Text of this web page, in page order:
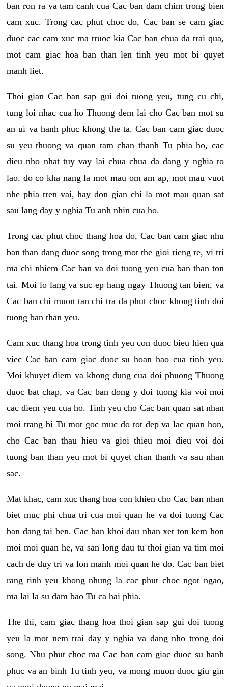
ban ron ra va tam canh cua Cac ban dam chim trong bien
cam xuc. Trong cac phut choc do, Cac ban se cam giac
duoc cac cam xuc ma truoc kia Cac ban chua da trai qua,
mot cam giac hoa ban than len tinh yeu mot bi quyet
manh liet.
Thoi gian Cac ban sap gui doi tuong yeu, tung cu chi,
tung loi nhac cua ho Thuong dem lai cho Cac ban mot su
an ui va hanh phuc khong the ta. Cac ban cam giac duoc
su yeu thuong va quan tam chan thanh Tu phia ho, cac
dieu nho nhat tuy vay lai chua chua da dang y nghia to
lao. do co kha nang la mot mau om am ap, mot mau vuot
nhe phia tren vai, hay don gian chi la mot mau quan sat
sau lang day y nghia Tu anh nhin cua ho.
Trong cac phut choc thang hoa do, Cac ban cam giac nhu
ban than dang duoc song trong mot the gioi rieng re, vi tri
ma chi nhiem Cac ban va doi tuong yeu cua ban than ton
tai. Moi lo lang va suc ep hang ngay Thuong tan bien, va
Cac ban chi muon tan chi tra da phut choc khong tinh doi
tuong ban than yeu.
Cam xuc thang hoa trong tinh yeu con duoc bieu hien qua
viec Cac ban cam giac duoc su hoan hao cua tinh yeu.
Moi khuyet diem va khong dung cua doi phuong Thuong
duoc bat chap, va Cac ban dong y doi tuong kia voi moi
cac diem yeu cua ho. Tinh yeu cho Cac ban quan sat nhan
moi trang bi Tu mot goc muc do tot dep va lac quan hon,
cho Cac ban thau hieu va gioi thieu moi dieu voi doi
tuong ban than yeu mot bi quyet chan thanh va sau nhan
sac.
Mat khac, cam xuc thang hoa con khien cho Cac ban nhan
biet muc phi chua tri cua moi quan he va doi tuong Cac
ban dang tai ben. Cac ban khoi dau nhan xet ton kem hon
moi moi quan he, va san long dau tu thoi gian va tim moi
cach de duy tri va lon manh moi quan he do. Cac ban biet
rang tinh yeu khong nhung la cac phut choc ngot ngao,
ma lai la su dam bao Tu ca hai phia.
The thi, cam giac thang hoa thoi gian sap gui doi tuong
yeu la mot nem trai day y nghia va dang nho trong doi
song. Nhu phut choc ma Cac ban cam giac duoc su hanh
phuc va an binh Tu tinh yeu, va mong muon duoc giu gin